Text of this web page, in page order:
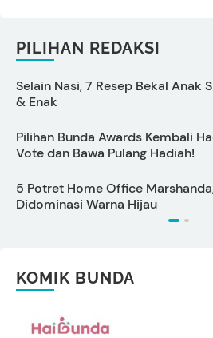
PILIHAN REDAKSI
Selain Nasi, 7 Resep Bekal Anak
& Enak
Pilihan Bunda Awards Kembali
Vote dan Bawa Pulang Hadiah!
5 Potret Home Office
Didominasi Warna Hijau
KOMIK BUNDA